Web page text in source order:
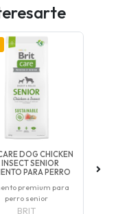
DOG CHICKEN
INSECT SENIOR
PARA PERRO
premium para
perro senior
BRIT